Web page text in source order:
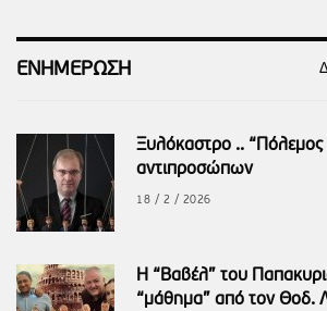
ΕΝΗΜΕΡΩΣΗ
Ξυλόκαστρο .. “Πόλεμος
αντιπροσώπων
18 / 2 / 2026
Η “Βαβέλ” του
“μάθημα” από τον Θοδ.